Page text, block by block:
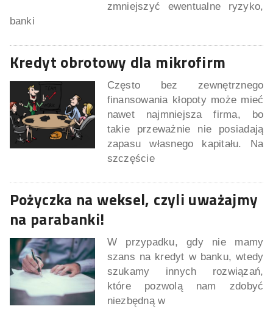
zmniejszyć ewentualne ryzyko,
banki
Kredyt obrotowy dla mikrofirm
Często bez zewnętrznego
finansowania kłopoty może mieć
nawet najmniejsza firma, bo
takie przeważnie nie posiadają
zapasu własnego kapitału. Na
szczęście
Pożyczka na weksel, czyli uważajmy
na parabanki!
W przypadku, gdy nie mamy
szans na kredyt w banku, wtedy
szukamy innych rozwiązań,
które pozwolą nam zdobyć
niezbędną w